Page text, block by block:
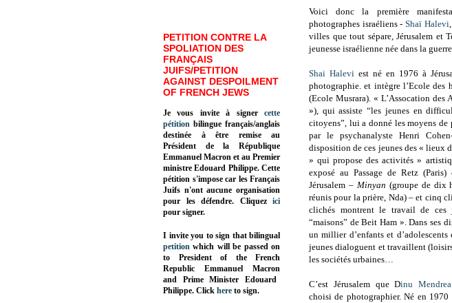
Voici donc la première
photographes israéliens -Shaï Halevi
villes que tout sépare, Jérusalem et
jeunesse israélienne née dans la
Shai Halevi est né en 1976 à
photographie. et intègre l’Ecole des
(Ecole Musrara). « L’Assocation des
»), qui assiste “les jeunes en
citoyens”, lui a donné les moyens de
par le psychanalyste Henri
disposition de ces jeunes des « lieux
» qui propose des activités »
exposé au Passage de Retz
Jérusalem – Minyan (groupe de dix
réunis pour la prière, Nda) – et cinq
clichés montrent le travail de ces
“maisons” de Beit Ham ». Dans ses
un millier d’enfants et
jeunes dialoguent et travaillent
les sociétés urbaines…
C’est Jérusalem que Dinu Mendrea
choisi de photographier. Né en 1970
PETITION CONTRE LA
SPOLIATION DES
FRANÇAIS
JUIFS/PETITION
AGAINST DESPOILMENT
OF FRENCH JEWS
Je vous invite à signer cette
pétition bilingue français/anglais
destinée à être remise au
Président de la République
Emmanuel Macron et au Premier
ministre Edouard Philippe. Cette
pétition s'impose car les Français
Juifs n'ont aucune organisation
pour les défendre. Cliquez
ici
pour signer.
I invite you to sign that bilingual
petition which will be passed on
to President of the French
Republic Emmanuel Macron
and Prime Minister Edouard
Philippe. Click here to sign.